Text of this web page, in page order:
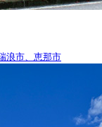
浪市、恵那市